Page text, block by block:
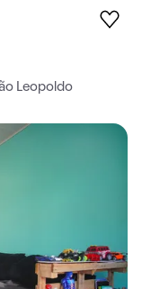
Leopoldo